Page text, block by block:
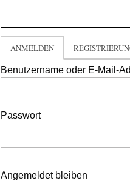
ANMELDEN
Benutzername oder E-Mail-
Passwort
Angemeldet bleiben